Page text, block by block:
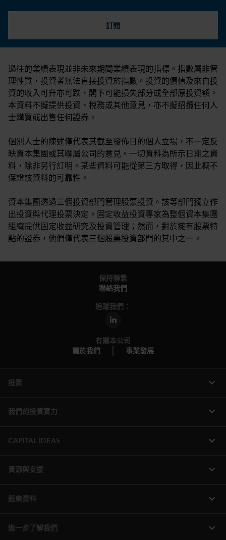
訂閱
過往的業績表現並非未來期間業績表現的指標。指數屬非管
理性質，投資者無法直接投資於指數。投資的價值及來自投
資的收入可升亦可跌，閣下可能損失部分或全部原投資額。
本資料不擬提供投資、稅務或其他意見，亦不擬招攬任何人
士購買或出售任何證券。
個別人士的陳述僅代表其截至發佈日的個人立場，不一定反
映資本集團或其聯屬公司的意見。一切資料為所示日期之資
料，除非另行訂明。某些資料可能從第三方取得，因此概不
保證該資料的可靠性。
資本集團透過三個投資部門管理股票投資。該等部門獨立作
出投資與代理投票決定。固定收益投資專家為整個資本集團
組織提供固定收益研究及投資管理；然而，對於擁有股票特
點的證券，他們僅代表三個股票投資部門的其中之一。
保持聯繫
聯絡我們
追蹤我們：
有關本公司
關於我們
事業發展
投資 expand_more
我們的投資實力 expand_more
CAPITAL IDEAS expand_more
資源與支援 expand_more
股東資料 expand_more
進一步了解我們 expand_more